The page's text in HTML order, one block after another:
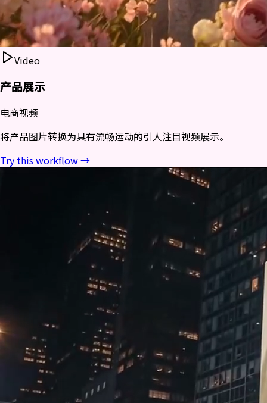
Video
产品展示
电商视频
将产品图片转换为具有流畅运动的引人注目视频展示。
Try this workflow →